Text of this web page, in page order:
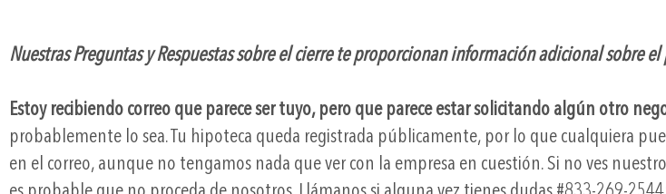
Nuestras Preguntas y Respuestas sobre el cierre te proporcionan información adicional sobre
Estoy recibiendo correo que parece ser tuyo, pero que parece estar solicitando algún otro
probablemente lo sea. Tu hipoteca queda registrada públicamente, por lo que cualquiera
en el correo, aunque no tengamos nada que ver con la empresa en cuestión. Si no ves